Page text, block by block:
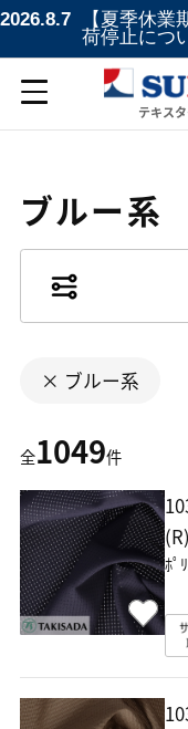
2026.8.7
【夏季休
荷停止につ
テキス
ブルー系
ブルー系
全1049件
(R)
ﾎﾟ